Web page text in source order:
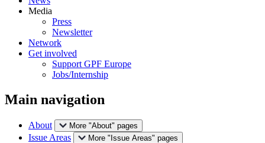
Media
Press
Newsletter
Network
Get involved
Support GPF Europe
Jobs/Internship
Main navigation
About More "About" pages
Issue Areas More "Issue Areas" pages